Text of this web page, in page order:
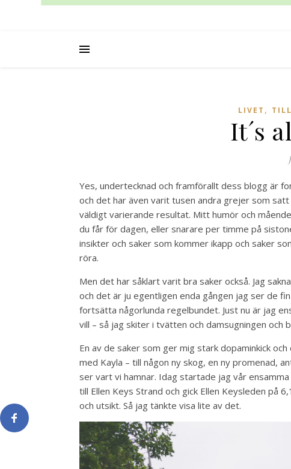
LIVET ,
It´s
Yes, undertecknad och framförallt dess blogg är
och det har även varit tusen andra grejer som
väldigt varierande resultat. Mitt humör och
du får för dagen, eller snarare per timme på
insikter och saker som kommer ikapp och saker
röra.
Men det har såklart varit bra saker också. Jag
och det är ju egentligen enda gången jag ser de
fortsätta någorlunda regelbundet. Just nu är jag
vill – så jag skiter i tvätten och damsugningen och
En av de saker som ger mig stark dopaminkick
med Kayla – till någon ny skog, en ny promenad,
ser vart vi hamnar. Idag startade jag vår
till Ellen Keys Strand och gick Ellen Keysleden på
och utsikt. Så jag tänkte visa lite av det.